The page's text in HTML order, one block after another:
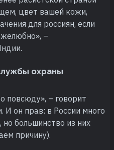
цвет вашей кожи,
для россиян, если
–
охраны
повсюду», – говорит
И он прав: в России много
но большинство из них
причину).